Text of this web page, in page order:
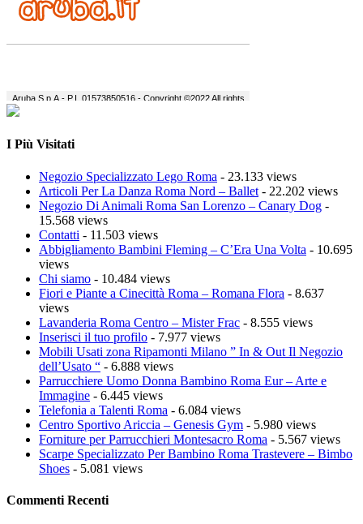
I Più Visitati
Negozio Specializzato Lego Roma - 23.133 views
Articoli Per La Danza Roma Nord – Ballet - 22.202 views
Negozio Di Animali Roma San Lorenzo – Canary Dog -
15.568 views
Contatti - 11.503 views
Abbigliamento Bambini Fleming – C’Era Una Volta - 10.695
views
Chi siamo - 10.484 views
Fiori e Piante a Cinecittà Roma – Romana Flora - 8.637
views
Lavanderia Roma Centro – Mister Frac - 8.555 views
Inserisci il tuo profilo - 7.977 views
Mobili Usati zona Ripamonti Milano ” In & Out Il Negozio
dell’Usato “ - 6.888 views
Parrucchiere Uomo Donna Bambino Roma Eur – Arte e
Immagine - 6.445 views
Telefonia a Talenti Roma - 6.084 views
Centro Sportivo Ariccia – Genesis Gym - 5.980 views
Forniture per Parrucchieri Montesacro Roma - 5.567 views
Scarpe Specializzato Per Bambino Roma Trastevere – Bimbo
Shoes - 5.081 views
Commenti Recenti